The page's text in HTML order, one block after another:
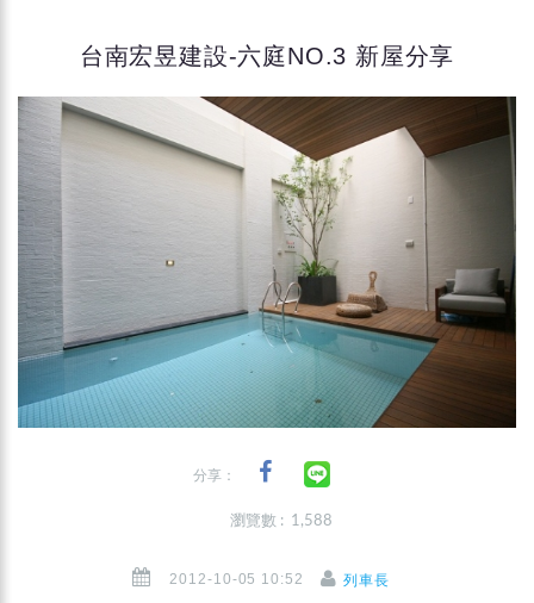
台南宏昱建設-六庭NO.3 新屋分享
分享：
瀏覽數 : 1,588
2012-10-05 10:52 列車長